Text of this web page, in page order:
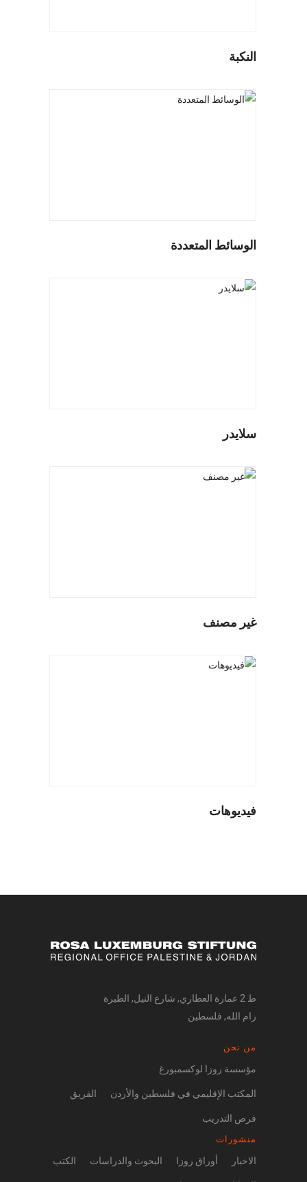
النكبة
الوسائط المتعددة
سلايدر
غير مصنف
فيديوهات
ط 2 عمارة العطاري, شارع النيل, الطيرة
رام الله, فلسطين
من نحن
مؤسسة روزا لوكسمبورغ
المكتب الإقليمي في فلسطين والأردن الفريق
فرص التدريب
منشورات
الاخبار أوراق روزا البحوث والدراسات الكتب